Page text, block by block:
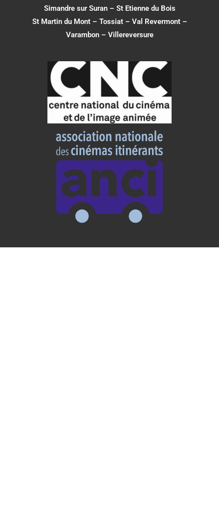
Simandre sur Suran– St Etienne du Bois
St Martin du Mont– Tossiat– Val Revermont–
Varambon– Villereversure